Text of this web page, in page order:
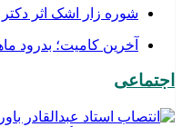
شوره زار اشک اثر
​آخرین کامیت؛ بدرود
اجتماعی